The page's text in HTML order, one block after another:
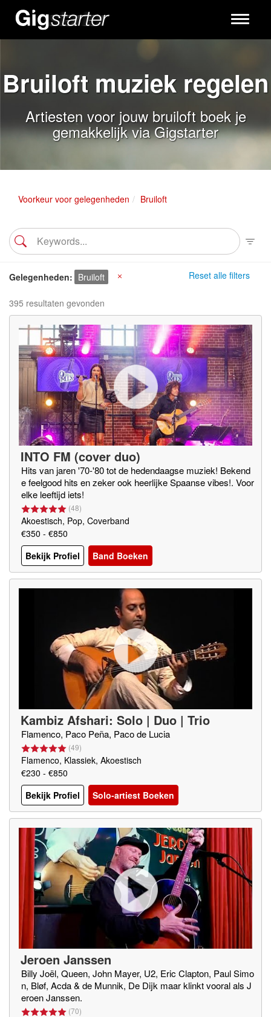
Toggle
Bruiloft muziek regelen
Artiesten voor jouw bruiloft boek je
gemakkelijk via Gigstarter
Voorkeur voor gelegenheden Bruiloft
Reset alle filters
Gelegenheden Bruiloft
395 resultaten gevonden
INTO FM (cover duo)
Hits van jaren '70-'80 tot de hedendaagse muziek! Bekend
e feelgood hits en zeker ook heerlijke Spaanse vibes!. Voor
elke leeftijd iets!
(48)
Akoestisch, Pop, Coverband
€350 - €850
Bekijk Profiel
Band Boeken
Kambiz Afshari: Solo | Duo | Trio
Flamenco, Paco Peña, Paco de Lucia
(49)
Flamenco, Klassiek, Akoestisch
€230 - €850
Bekijk Profiel
Solo-artiest Boeken
Jeroen Janssen
Billy Joël, Queen, John Mayer, U2, Eric Clapton, Paul Simo
n, Bløf, Acda & de Munnik, De Dijk maar klinkt vooral als J
eroen Janssen.
(70)